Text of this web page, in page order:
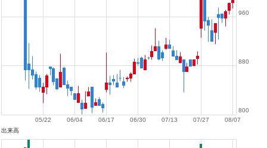
08/07
07/27
07/13
06/30
06/17
06/04
05/22
800
880
960
出来高